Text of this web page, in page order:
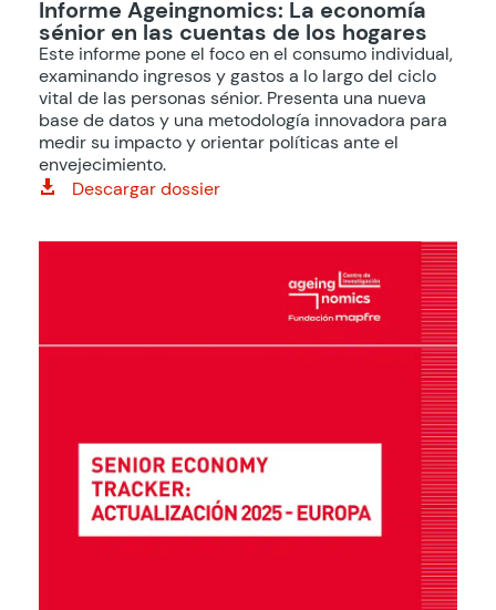
Informe Ageingnomics: La economía
sénior en las cuentas de los hogares
Este informe pone el foco en el consumo individual,
examinando ingresos y gastos a lo largo del ciclo
vital de las personas sénior. Presenta una nueva
base de datos y una metodología innovadora para
medir su impacto y orientar políticas ante el
envejecimiento.
 Descargar dossier